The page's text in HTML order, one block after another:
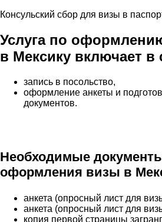
Консульский сбор для визы в
Услуга по
в Мексику включает в
запись в посольство,
оформление анкеты и
документов.
Необходимые
оформления визы в
анкета (опросный лист для
анкета (опросный лист для
копия первой страницы